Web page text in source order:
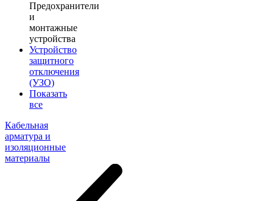
Предохранители
и
монтажные
устройства
Устройство
защитного
отключения
(УЗО)
Показать
все
Кабельная
арматура и
изоляционные
материалы